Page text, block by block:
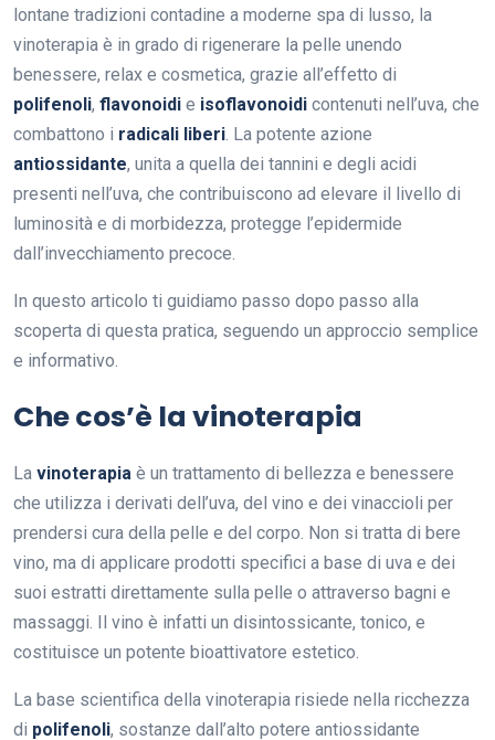
lontane tradizioni contadine a moderne spa di lusso, la
vinoterapia è in grado di rigenerare la pelle unendo
benessere, relax e cosmetica, grazie all’effetto di
polifenoli, flavonoidi e isoflavonoidi contenuti nell’uva, che
combattono i radicali liberi. La potente azione
antiossidante, unita a quella dei tannini e degli acidi
presenti nell’uva, che contribuiscono ad elevare il livello di
luminosità e di morbidezza, protegge l’epidermide
dall’invecchiamento precoce.
In questo articolo ti guidiamo passo dopo passo alla
scoperta di questa pratica, seguendo un approccio semplice
e informativo.
Che cos’è la vinoterapia
La vinoterapia è un trattamento di bellezza e benessere
che utilizza i derivati dell’uva, del vino e dei vinaccioli per
prendersi cura della pelle e del corpo. Non si tratta di bere
vino, ma di applicare prodotti specifici a base di uva e dei
suoi estratti direttamente sulla pelle o attraverso bagni e
massaggi. Il vino è infatti un disintossicante, tonico, e
costituisce un potente bioattivatore estetico.
La base scientifica della vinoterapia risiede nella ricchezza
di polifenoli, sostanze dall’alto potere antiossidante